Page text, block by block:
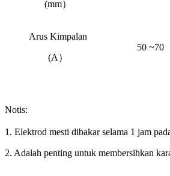
(mm）
Arus Kimpalan
(A）
50 ~70
Notis:
1. Elektrod mesti dibakar selama 1 jam
2. Adalah penting untuk membersihkan